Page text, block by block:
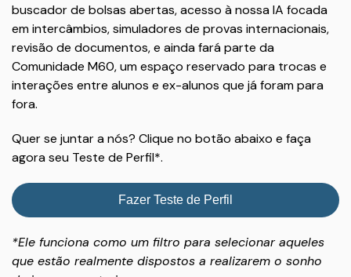
buscador de bolsas abertas, acesso à nossa IA focada
em intercâmbios, simuladores de provas internacionais,
revisão de documentos, e ainda fará parte da
Comunidade M60, um espaço reservado para trocas e
interações entre alunos e ex-alunos que já foram para
fora.
Quer se juntar a nós? Clique no botão abaixo e faça
agora seu Teste de Perfil*.
Fazer Teste de Perfil
*Ele funciona como um filtro para selecionar aqueles
que estão realmente dispostos a realizarem o sonho